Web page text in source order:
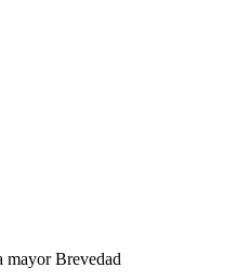
mayor Brevedad